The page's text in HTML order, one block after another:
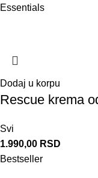
Essentials
Dodaj u korpu
Rescue krema
Svi
1.990,00 RSD
Bestseller